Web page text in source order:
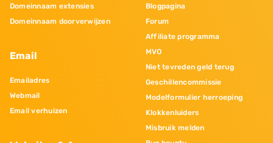
Domeinnaam extensies
Domeinnaam doorverwijzen
Email
Emailadres
Webmail
Email verhuizen
Blogpagina
Forum
Affiliate programma
MVO
Niet tevreden geld terug
Geschillencommissie
Modelformulier herroeping
Klokkenluiders
Misbruik melden